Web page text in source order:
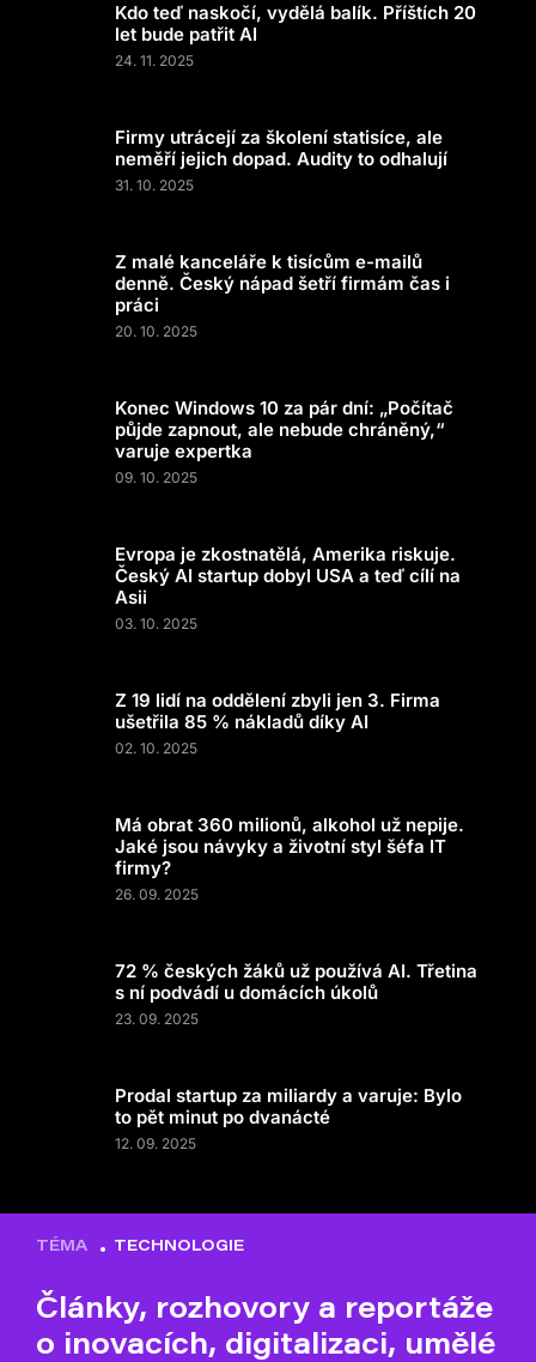
Kdo teď naskočí, vydělá balík. Příštích 20
let bude patřit AI
24. 11. 2025
Firmy utrácejí za školení statisíce, ale
neměří jejich dopad. Audity to odhalují
31. 10. 2025
Z malé kanceláře k tisícům e-mailů
denně. Český nápad šetří firmám čas i
práci
20. 10. 2025
Konec Windows 10 za pár dní: „Počítač
půjde zapnout, ale nebude chráněný,“
varuje expertka
09. 10. 2025
Evropa je zkostnatělá, Amerika riskuje.
Český AI startup dobyl USA a teď cílí na
Asii
03. 10. 2025
Z 19 lidí na oddělení zbyli jen 3. Firma
ušetřila 85 % nákladů díky AI
02. 10. 2025
Má obrat 360 milionů, alkohol už nepije.
Jaké jsou návyky a životní styl šéfa IT
firmy?
26. 09. 2025
72 % českých žáků už používá AI. Třetina
s ní podvádí u domácích úkolů
23. 09. 2025
Prodal startup za miliardy a varuje: Bylo
to pět minut po dvanácté
12. 09. 2025
TÉMA TECHNOLOGIE
Články, rozhovory a reportáže
o inovacích, digitalizaci, umělé